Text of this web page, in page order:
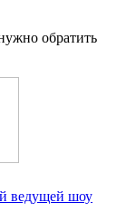
обратить
ведущей шоу